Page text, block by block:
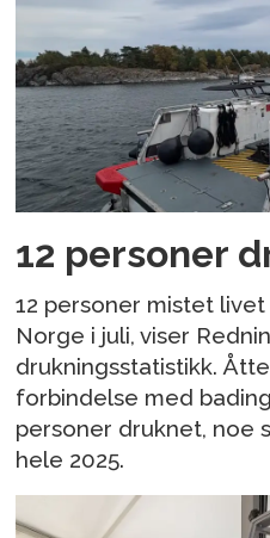
12 personer
12 personer mistet
Norge i juli, viser
drukningsstatistikk.
forbindelse med
personer druknet, noe
hele 2025.